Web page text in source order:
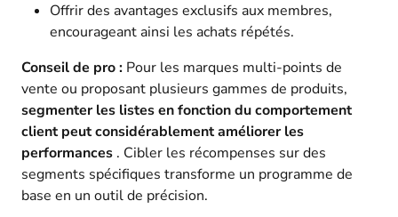
Offrir des avantages exclusifs aux membres,
encourageant ainsi les achats répétés.
Conseil de pro : Pour les marques multi-points de
vente ou proposant plusieurs gammes de produits,
segmenter les listes en fonction du comportement
client peut considérablement améliorer les
performances . Cibler les récompenses sur des
segments spécifiques transforme un programme de
base en un outil de précision.